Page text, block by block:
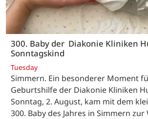
300. Baby der Diakonie Kliniken
Sonntagskind
Tuesday
Simmern. Ein besonderer Moment
Geburtshilfe der Diakonie Kliniken
Sonntag, 2. August, kam mit dem
300. Baby des Jahres in Simmern zur